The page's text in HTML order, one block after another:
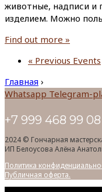
животные, надписи и
изделием. Можно
Find out more »
« Previous Events
Главная ›
Whatsapp Telegram-
+7 999 468 99 08
2024 © Гончарная
ИП Белоусова Алёна
Политика
Публичная оферта.